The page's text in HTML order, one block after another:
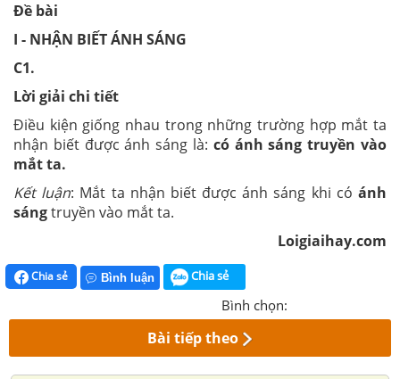
Đề bài
I - NHẬN BIẾT ÁNH SÁNG
C1.
Lời giải chi tiết
Điều kiện giống nhau trong những trường hợp mắt ta
nhận biết được ánh sáng là: có ánh sáng truyền vào
mắt ta.
Kết luận: Mắt ta nhận biết được ánh sáng khi cóánh
sángtruyền vào mắt ta.
Loigiaihay.com
Chia sẻ Bình luận Chia sẻ
Bình chọn:
Bài tiếp theo